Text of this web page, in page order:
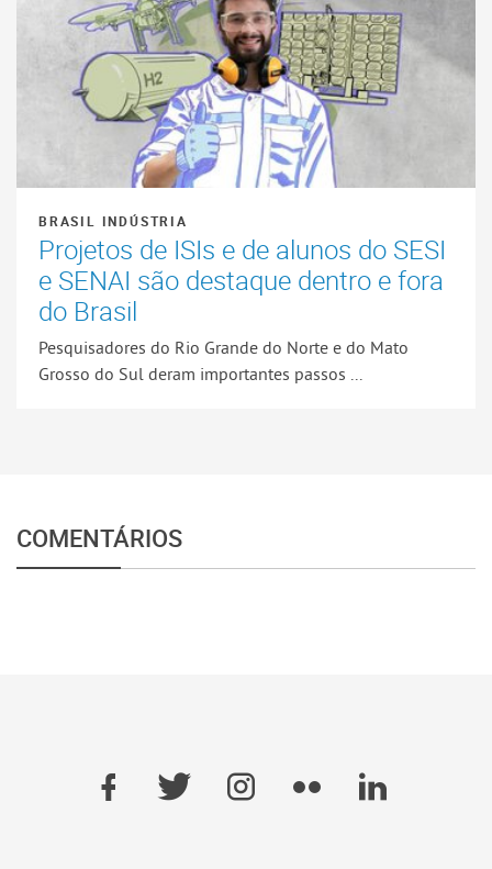
BRASIL INDÚSTRIA
Projetos de ISIs e de alunos do SESI
e SENAI são destaque dentro e fora
do Brasil
Pesquisadores do Rio Grande do Norte e do Mato
Grosso do Sul deram importantes passos ...
COMENTÁRIOS